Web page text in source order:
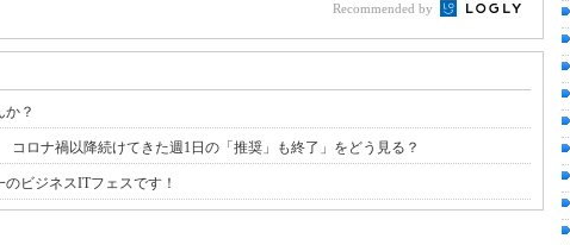
Recommended by
か？
コロナ禍以降続けてきた週1日の「推奨」も終了」をどう見る？
ビジネスITフェスです！